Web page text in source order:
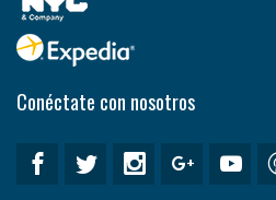
Conéctate con nosotros